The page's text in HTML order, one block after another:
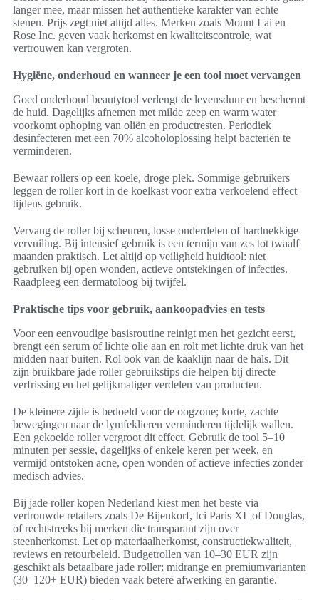
langer mee, maar missen het authentieke karakter van echte
stenen. Prijs zegt niet altijd alles. Merken zoals Mount Lai en
Rose Inc. geven vaak herkomst en kwaliteitscontrole, wat
vertrouwen kan vergroten.
Hygiëne, onderhoud en wanneer je een tool moet vervangen
Goed onderhoud beautytool verlengt de levensduur en beschermt
de huid. Dagelijks afnemen met milde zeep en warm water
voorkomt ophoping van oliën en productresten. Periodiek
desinfecteren met een 70% alcoholoplossing helpt bacteriën te
verminderen.
Bewaar rollers op een koele, droge plek. Sommige gebruikers
leggen de roller kort in de koelkast voor extra verkoelend effect
tijdens gebruik.
Vervang de roller bij scheuren, losse onderdelen of hardnekkige
vervuiling. Bij intensief gebruik is een termijn van zes tot twaalf
maanden praktisch. Let altijd op veiligheid huidtool: niet
gebruiken bij open wonden, actieve ontstekingen of infecties.
Raadpleeg een dermatoloog bij twijfel.
Praktische tips voor gebruik, aankoopadvies en tests
Voor een eenvoudige basisroutine reinigt men het gezicht eerst,
brengt een serum of lichte olie aan en rolt met lichte druk van het
midden naar buiten. Rol ook van de kaaklijn naar de hals. Dit
zijn bruikbare jade roller gebruikstips die helpen bij directe
verfrissing en het gelijkmatiger verdelen van producten.
De kleinere zijde is bedoeld voor de oogzone; korte, zachte
bewegingen naar de lymfeklieren verminderen tijdelijk wallen.
Een gekoelde roller vergroot dit effect. Gebruik de tool 5–10
minuten per sessie, dagelijks of enkele keren per week, en
vermijd ontstoken acne, open wonden of actieve infecties zonder
medisch advies.
Bij jade roller kopen Nederland kiest men het beste via
vertrouwde retailers zoals De Bijenkorf, Ici Paris XL of Douglas,
of rechtstreeks bij merken die transparant zijn over
steenherkomst. Let op materiaalherkomst, constructiekwaliteit,
reviews en retourbeleid. Budgetrollen van 10–30 EUR zijn
geschikt als betaalbare jade roller; midrange en premiumvarianten
(30–120+ EUR) bieden vaak betere afwerking en garantie.